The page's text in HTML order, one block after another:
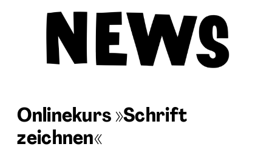
Onlinekurs »Schrift
zeichnen«